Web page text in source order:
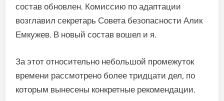
состав обновлен. Комиссию по адаптации
возглавил секретарь Совета безопасности Алик
Емкужев. В новый состав вошел и я.
За этот относительно небольшой промежуток
времени рассмотрено более тридцати дел, по
которым вынесены конкретные рекомендации.